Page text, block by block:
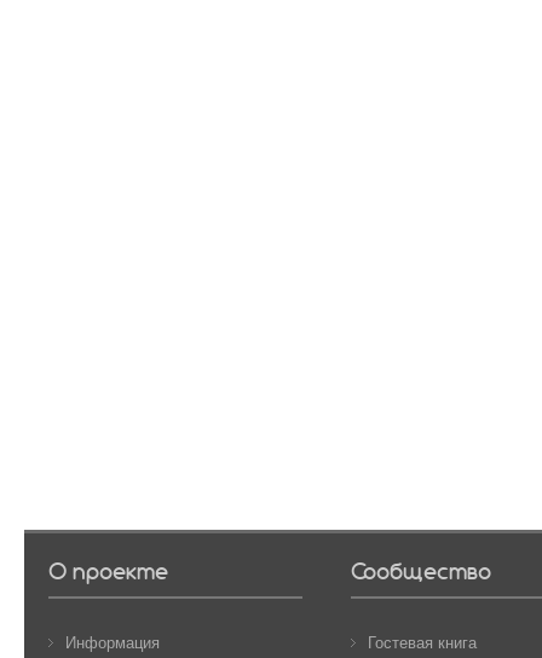
О проекте
Информация
Сообщество
Гостевая книга